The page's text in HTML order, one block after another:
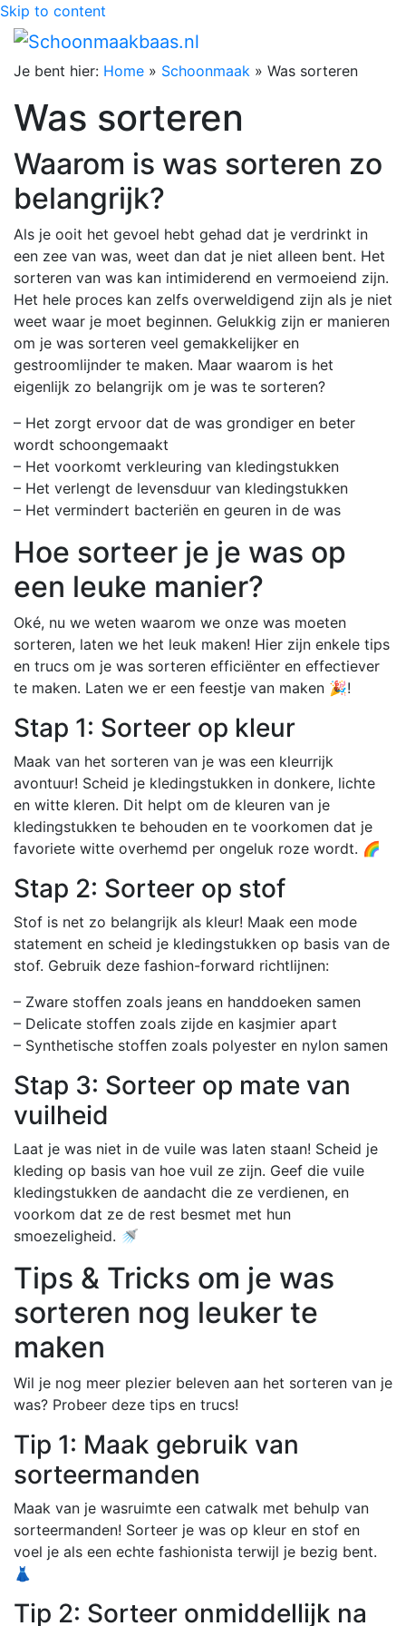
Skip to content
Je bent hier: Home » Schoonmaak » Was sorteren
Was sorteren
Waarom is was sorteren zo
belangrijk?
Als je ooit het gevoel hebt gehad dat je verdrinkt in
een zee van was, weet dan dat je niet alleen bent. Het
sorteren van was kan intimiderend en vermoeiend zijn.
Het hele proces kan zelfs overweldigend zijn als je niet
weet waar je moet beginnen. Gelukkig zijn er manieren
om je was sorteren veel gemakkelijker en
gestroomlijnder te maken. Maar waarom is het
eigenlijk zo belangrijk om je was te sorteren?
– Het zorgt ervoor dat de was grondiger en beter
wordt schoongemaakt
– Het voorkomt verkleuring van kledingstukken
– Het verlengt de levensduur van kledingstukken
– Het vermindert bacteriën en geuren in de was
Hoe sorteer je je was op
een leuke manier?
Oké, nu we weten waarom we onze was moeten
sorteren, laten we het leuk maken! Hier zijn enkele tips
en trucs om je was sorteren efficiënter en effectiever
te maken. Laten we er een feestje van maken 🎉!
Stap 1: Sorteer op kleur
Maak van het sorteren van je was een kleurrijk
avontuur! Scheid je kledingstukken in donkere, lichte
en witte kleren. Dit helpt om de kleuren van je
kledingstukken te behouden en te voorkomen dat je
favoriete witte overhemd per ongeluk roze wordt. 🌈
Stap 2: Sorteer op stof
Stof is net zo belangrijk als kleur! Maak een mode
statement en scheid je kledingstukken op basis van de
stof. Gebruik deze fashion-forward richtlijnen:
– Zware stoffen zoals jeans en handdoeken samen
– Delicate stoffen zoals zijde en kasjmier apart
– Synthetische stoffen zoals polyester en nylon samen
Stap 3: Sorteer op mate van
vuilheid
Laat je was niet in de vuile was laten staan! Scheid je
kleding op basis van hoe vuil ze zijn. Geef die vuile
kledingstukken de aandacht die ze verdienen, en
voorkom dat ze de rest besmet met hun
smoezeligheid. 🚿
Tips & Tricks om je was
sorteren nog leuker te
maken
Wil je nog meer plezier beleven aan het sorteren van je
was? Probeer deze tips en trucs!
Tip 1: Maak gebruik van
sorteermanden
Maak van je wasruimte een catwalk met behulp van
sorteermanden! Sorteer je was op kleur en stof en
voel je als een echte fashionista terwijl je bezig bent.
👗
Tip 2: Sorteer onmiddellijk na